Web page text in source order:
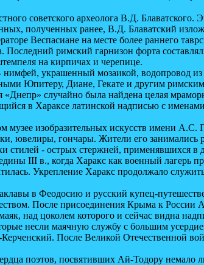
советского археолога В.Д. Блаватского.
полученных ранее, В.Д. Блаватский
Веспасиане на месте более раннего
римский гарнизон форта
на кирпичах и черепице.
украшенный мозаикой, водопровод из
Юпитеру, Диане, Гекате и другим
случайно была найдена целая
в Хараксе латинской надписью с
изобразительных искусств имени
гончары. Жители его занимались
- острых стержней, применявшихся в
III в., когда Харакс как военный лагерь
Укрепление Харакс продолжало
в Феодосию и русский купец-
После присоединения Крыма к России
над цоколем которого и сейчас видна
несли маячную службу с большим
После Великой Отечественной
поэтов, посвятивших Ай-Тодору немало